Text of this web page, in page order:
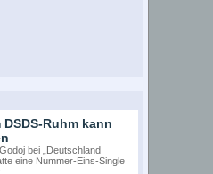
Ruhm kann
bei „Deutschland
eine Nummer-Eins-Single